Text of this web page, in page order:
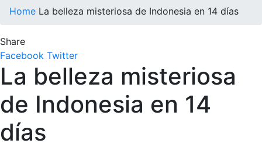
Home La belleza misteriosa de Indonesia en 14 días
Share
Facebook Twitter
La belleza misteriosa
de Indonesia en 14
días